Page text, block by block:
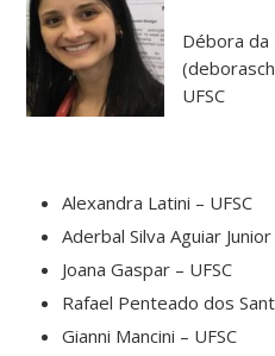
Débora da
UFSC
Alexandra Latini – UFSC
Aderbal Silva Aguiar Junior
Joana Gaspar – UFSC
Rafael Penteado dos
Gianni Mancini – UFSC